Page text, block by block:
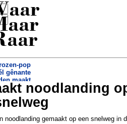
pop
gênante
maakt
Levensgevaarlijke inhaalactie van
vrachtwagenchauffeur gaat viraal: “Ik
hoop dat hij zwaar gestraft wordt”
noodlanding
noodlanding gemaakt op een snelweg in